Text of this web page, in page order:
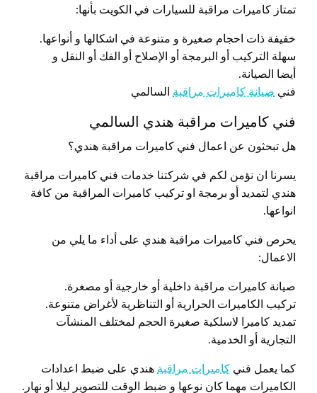
تمتاز كاميرات مراقبة للسيارات في الكويت بأنها:
خفيفة ذات احجام صغيرة و متنوعة في اشكالها و أنواعها.
سهلة التركيب أو البرمجة أو الإصلاح أو الفك أو النقل و
أيضا الصيانة.
فني صيانة كاميرات مراقبة السالمي
فني كاميرات مراقبة هندي السالمي
هل تبحثون عن اعمال فني كاميرات مراقبة هندي؟
يسرنا ان نؤمن لكم في شركتنا خدمات فني كاميرات مراقبة
هندي لتمديد أو برمجة او تركيب كاميرات المراقبة من كافة
انواعها.
يحرص فني كاميرات مراقبة هندي على أداء ما يلي من
الاعمال:
صيانة كاميرات مراقبة داخلية أو خارجية أو مصغرة.
تركيب الكاميرات الحرارية أو التناظرية لأغراض متنوعة.
تمديد كاميرا لاسلكية صغيرة الحجم لمختلف المنشآت
التجارية أو الخدمية.
كما يعمل فني كاميرات مراقبة هندي على ضبط اعدادات
الكاميرات مهما كان نوعها و ضبط الوقت للتصوير ليلا أو نهار.